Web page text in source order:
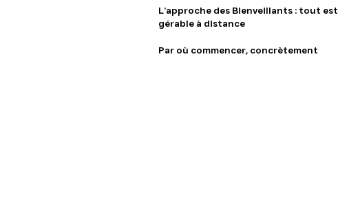
L’approche des Bienveillants : tout est
gérable à distance
Par où commencer, concrètement